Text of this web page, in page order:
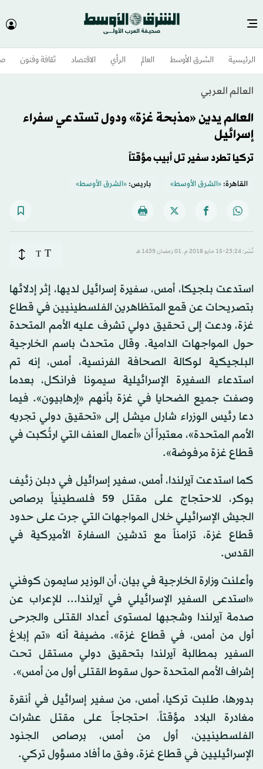
الرئيسية الشرق الأوسط​ العالم الرأي الاقتصاد ثقافة وفنون
العالم العربي
العالم يدين «مذبحة غزة» ودول تستدعي سفراء
إسرائيل
تركيا تطرد سفير تل أبيب مؤقتاً
القاهرة:«الشرق الأوسط» باريس:«الشرق الأوسط»
نُشر: 23:24-15 مايو 2018 م ـ 01 رَمضان 1439 هـ T
T
استدعت بلجيكا، أمس، سفيرة إسرائيل لديها، إثر إدلائها
بتصريحات عن قمع المتظاهرين الفلسطينيين في قطاع
غزة، ودعت إلى تحقيق دولي تشرف عليه الأمم المتحدة
حول المواجهات الدامية. وقال متحدث باسم الخارجية
البلجيكية لوكالة الصحافة الفرنسية، أمس، إنه تم
استدعاء السفيرة الإسرائيلية سيمونا فرانكل، بعدما
وصفت جميع الضحايا في غزة بأنهم «إرهابيون». فيما
دعا رئيس الوزراء شارل ميشل إلى «تحقيق دولي تجريه
الأمم المتحدة»، معتبراً أن «أعمال العنف التي ارتُكبت في
قطاع غزة مرفوضة».
كما استدعت آيرلندا، أمس، سفير إسرائيل في دبلن زئيف
بوكر، للاحتجاج على مقتل 59 فلسطينياً برصاص
الجيش الإسرائيلي خلال المواجهات التي جرت على حدود
قطاع غزة، تزامناً مع تدشين السفارة الأميركية في
القدس.
وأعلنت وزارة الخارجية في بيان، أن الوزير سايمون كوفني
«استدعى السفير الإسرائيلي في آيرلندا... للإعراب عن
صدمة آيرلندا وشجبها لمستوى أعداد القتلى والجرحى
أول من أمس، في قطاع غزة». مضيفة أنه «تم إبلاغ
السفير بمطالبة آيرلندا بتحقيق دولي مستقل تحت
إشراف الأمم المتحدة حول سقوط القتلى أول من أمس».
بدورها، طلبت تركيا، أمس، من سفير إسرائيل في أنقرة
مغادرة البلاد مؤقتاً، احتجاجاً على مقتل عشرات
الفلسطينيين، أول من أمس، برصاص الجنود
الإسرائيليين في قطاع غزة، وفق ما أفاد مسؤول تركي.